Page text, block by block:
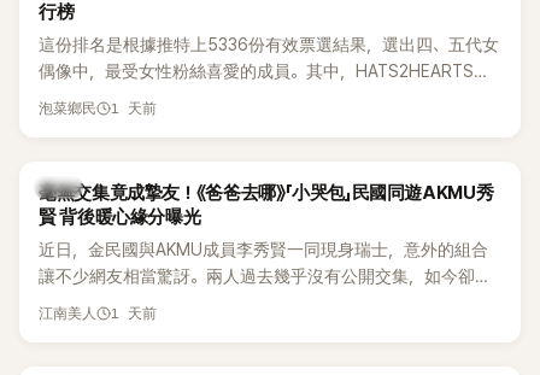
行榜
這份排名是根據推特上5336份有效票選結果，選出四、五代女
偶像中，最受女性粉絲喜愛的成員。其中，HATS2HEARTS成
員包攬了前三名，展現了她們在女性社群中的高人氣。
泡菜鄉民 1 天前
韓星
毫無交集竟成摯友！《爸爸去哪》「小哭包」民國同遊AKMU秀
賢 背後暖心緣分曝光
近日，金民國與AKMU成員李秀賢一同現身瑞士，意外的組合
讓不少網友相當驚訝。兩人過去幾乎沒有公開交集，如今卻一
起踏上瑞士之旅，也讓粉絲紛紛好奇：「他們到底是怎麼認識
江南美人 1 天前